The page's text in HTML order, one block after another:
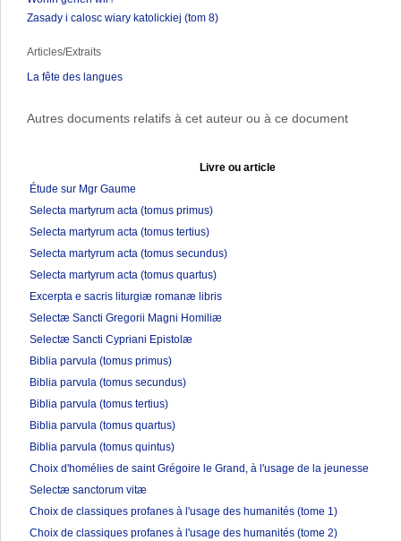
Zasady i calosc wiary katolickiej (tom 8)
Articles/Extraits
La fête des langues
Autres documents relatifs à cet auteur ou à ce document
Livre ou article
Étude sur Mgr Gaume
Selecta martyrum acta (tomus primus)
Selecta martyrum acta (tomus tertius)
Selecta martyrum acta (tomus secundus)
Selecta martyrum acta (tomus quartus)
Excerpta e sacris liturgiæ romanæ libris
Selectæ Sancti Gregorii Magni Homiliæ
Selectæ Sancti Cypriani Epistolæ
Biblia parvula (tomus primus)
Biblia parvula (tomus secundus)
Biblia parvula (tomus tertius)
Biblia parvula (tomus quartus)
Biblia parvula (tomus quintus)
Choix d'homélies de saint Grégoire le Grand, à l'usage de la jeunesse
Selectæ sanctorum vitæ
Choix de classiques profanes à l'usage des humanités (tome 1)
Choix de classiques profanes à l'usage des humanités (tome 2)